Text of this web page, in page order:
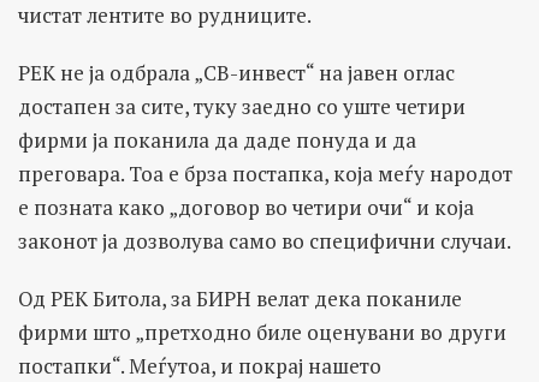
чистат лентите во рудниците.
РЕК не ја одбрала „СВ-инвест“ на јавен оглас
достапен за сите, туку заедно со уште четири
фирми ја поканила да даде понуда и да
преговара. Тоа е брза постапка, која меѓу народот
е позната како „договор во четири очи“ и која
законот ја дозволува само во специфични случаи.
Од РЕК Битола, за БИРН велат дека поканиле
фирми што „претходно биле оценувани во други
постапки“. Меѓутоа, и покрај нашето